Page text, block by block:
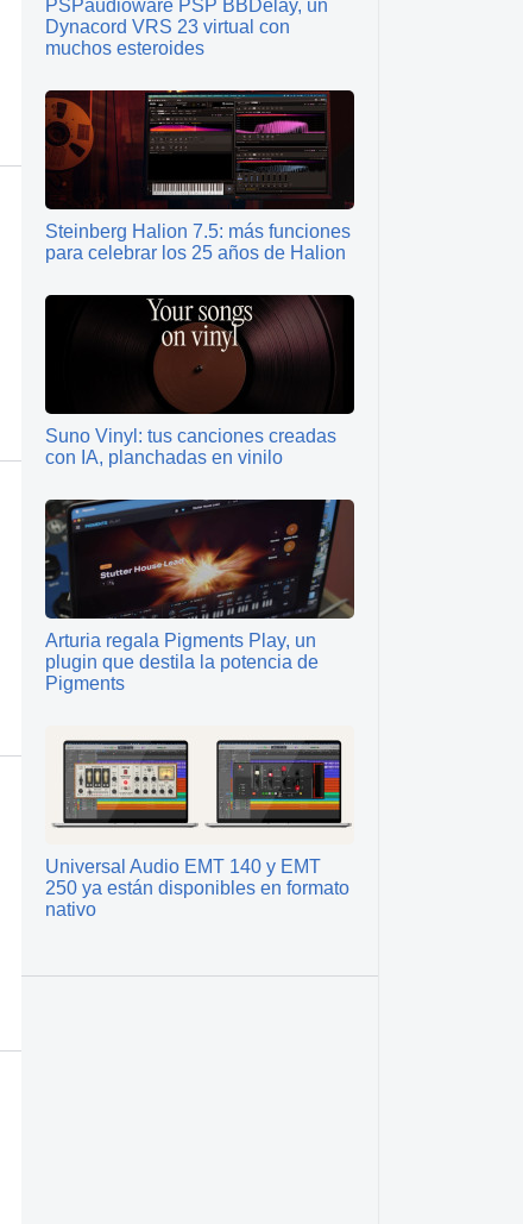
PSPaudioware PSP BBDelay, un
Dynacord VRS 23 virtual con
muchos esteroides
Steinberg Halion 7.5: más funciones
para celebrar los 25 años de Halion
Suno Vinyl: tus canciones creadas
con IA, planchadas en vinilo
Arturia regala Pigments Play, un
plugin que destila la potencia de
Pigments
Universal Audio EMT 140 y EMT
250 ya están disponibles en formato
nativo